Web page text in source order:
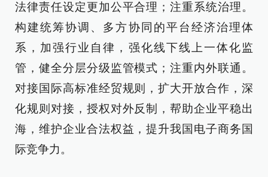
法律责任设定更加公平合理；注重系统治理。
构建统筹协调、多方协同的平台经济治理体
系，加强行业自律，强化线下线上一体化监
管，健全分层分级监管模式；注重内外联通。
对接国际高标准经贸规则，扩大开放合作，深
化规则对接，授权对外反制，帮助企业平稳出
海，维护企业合法权益，提升我国电子商务国
际竞争力。